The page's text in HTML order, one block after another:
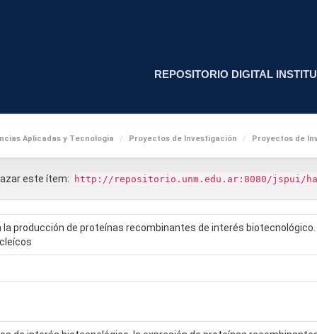
REPOSITORIO DIGITAL
Aplicadas y Tecnologia Proyectos de Investigación Proyectos de
este ítem: http://repositorio.unm.edu.ar:8080/jspui/
producción de proteínas recombinantes de interés